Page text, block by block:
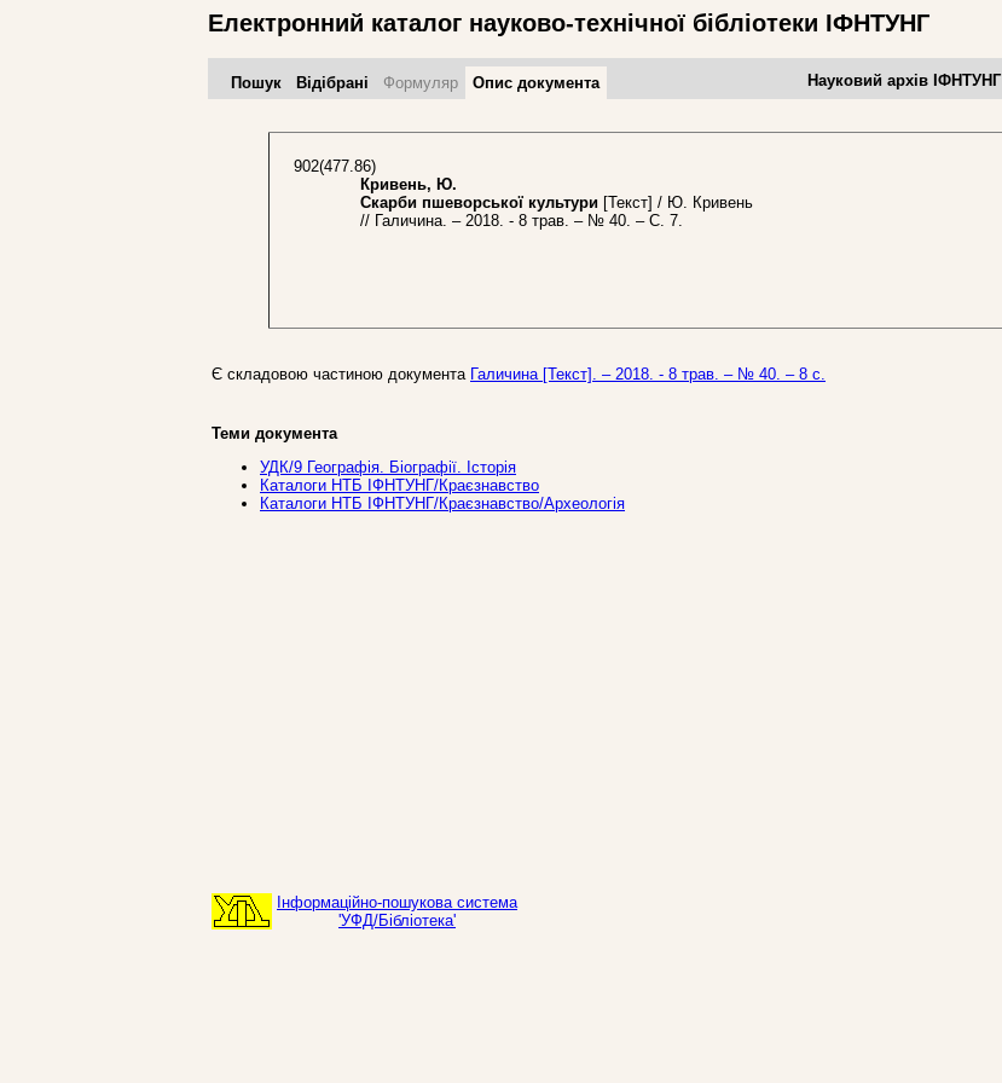
Електронний каталог науково-технічної бібліотеки ІФНТУНГ
Пошук Відібрані Формуляр Опис документа Науковий архів ІФНТУНГ
902(477.86)
Кривень, Ю.
Скарби пшеворської культури [Текст] / Ю. Кривень
// Галичина. – 2018. - 8 трав. – № 40. – С. 7.
Є складовою частиною документа Галичина [Текст]. – 2018. - 8 трав. – № 40. – 8 с.
Теми документа
УДК/9 Географiя. Бiографiї. Iсторiя
Каталоги НТБ ІФНТУНГ/Краєзнавство
Каталоги НТБ ІФНТУНГ/Краєзнавство/Археологія
Інформаційно-пошукова система
'УФД/Бібліотека'